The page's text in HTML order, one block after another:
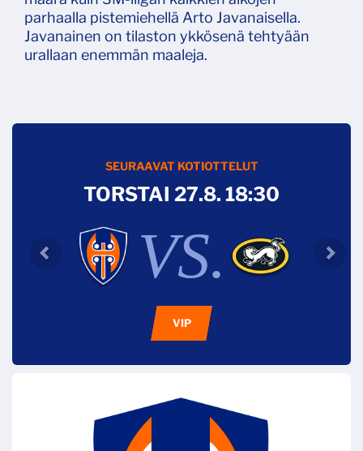
parhaalla pistemiehellä Arto Javanaisella.
Javanainen on tilaston ykkösenä tehtyään
urallaan enemmän maaleja.
SEURAAVAT KOTIOTTELUT
TORSTAI 27.8. 18:30
VS.
VIP